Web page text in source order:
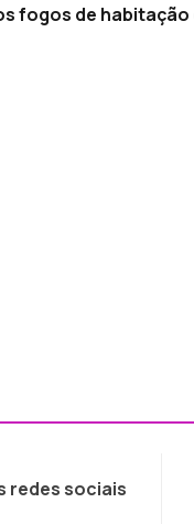
fogos de
redes sociais